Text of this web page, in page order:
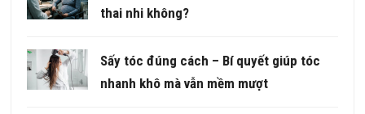
thai nhi không?
Sấy tóc đúng cách – Bí quyết giúp tóc
nhanh khô mà vẫn mềm mượt